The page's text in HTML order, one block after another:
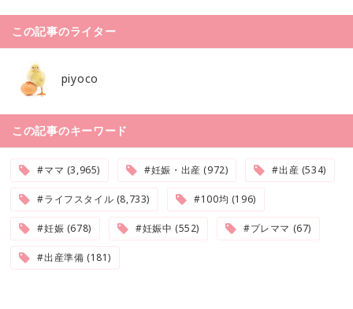
この記事のライター
piyoco
この記事のキーワード
#ママ (3,965) #妊娠・出産 (972) #出産 (534)
#ライフスタイル (8,733) #100均 (196)
#妊娠 (678) #妊娠中 (552) #プレママ (67)
#出産準備 (181)